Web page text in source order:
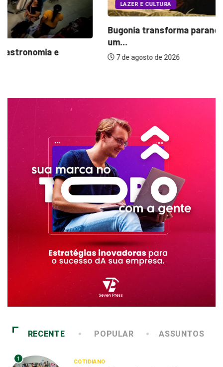
LAZER E CULTURA
Bugonia transforma paranoia e conspiração em
um...
7 de agosto de 2026
RECENTE POPULAR ASSUNTOS
1 COTIDIANO